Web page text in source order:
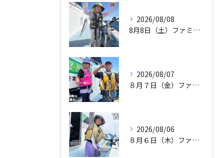
2026/08/08
8月8日（土）ファミリーアジ
2026/08/07
８月７日（金）ファミリフィッシング
2026/08/06
８月６日（木）ファミリフィッシング